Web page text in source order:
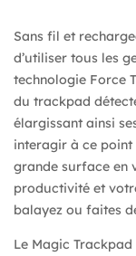
Sans fil et
d’utiliser tous les
technologie Force
du trackpad
élargissant ainsi
interagir à ce point
grande surface en
productivité et
balayez ou faites
Le Magic